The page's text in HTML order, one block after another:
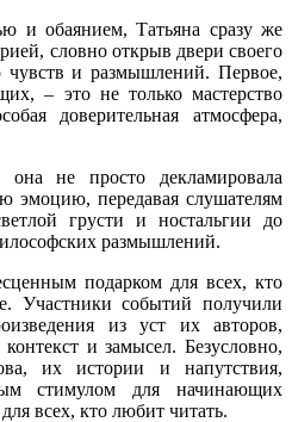
и обаянием, Татьяна сразу же
словно открыв двери своего
чувств и размышлений. Первое,
– это не только мастерство
доверительная атмосфера,
она не просто декламировала
эмоцию, передавая слушателям
грусти и ностальгии до
размышлений.
подарком для всех, кто
Участники событий получили
из уст их авторов,
и замысел. Безусловно,
их истории и напутствия,
стимулом для начинающих
всех, кто любит читать.